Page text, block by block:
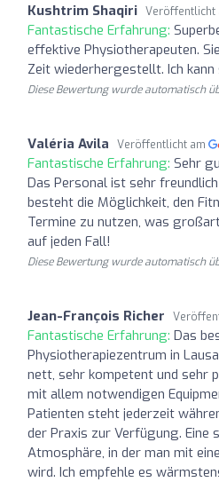
Kushtrim Shaqiri Veröffentlicht
Fantastische Erfahrung:
effektive Physiotherapeuten.
Zeit wiederhergestellt. Ich kann
Diese Bewertung wurde automatisch
Valéria Avila Veröffentlicht am
Fantastische Erfahrung: Sehr
Das Personal ist sehr
besteht die Möglichkeit, den
Termine zu nutzen, was
auf jeden Fall!
Diese Bewertung wurde automatisch
Jean-François Richer
Fantastische Erfahrung: Das
Physiotherapiezentrum in
nett, sehr kompetent und sehr
mit allem notwendigen
Patienten steht jederzeit
der Praxis zur Verfügung. Eine
Atmosphäre, in der man mit
wird. Ich empfehle es